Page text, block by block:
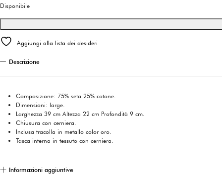
prezzo
originale
era:
480€.
prezzo
attuale
è:
240€.
Disponibile
Aggiungi alla lista dei desideri
Descrizione
Composizione: 75% seta 25% cotone.
Dimensioni: large.
Larghezza 39 cm Altezza 22 cm Profondità 9 cm.
Chiusura con cerniera.
Inclusa tracolla in metallo color oro.
Tasca interna in tessuto con cerniera.
Informazioni aggiuntive